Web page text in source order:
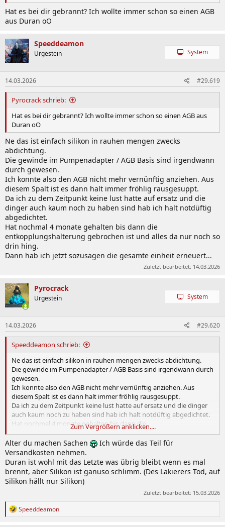
Sieht halt jetzt etwas verloren aus aber die AGB pumpenbasis ist
nun ein Teil und nicht mehr 2. Keine gewinde die ausnudeln können.
tech refresh eh das kühlkonzept ändern hin zu kleinerem Gehäuse
mit top airflow und dann externer wakü. Sofern Hardware dann
noch bezahlbar ist.
Anhang anzeigen 1190970
Btw brauch noch wer aqualis reste 😅
Das Glas bekommt man eventuell noch wieder sauber? Würde
Hat es bei dir gebrannt? Ich wollte immer schon so einen AGB
aus Duran oO
Speeddeamon
Urgestein System
14.03.2026 #29.619
Pyrocrack schrieb:
Hat es bei dir gebrannt? Ich wollte immer schon so einen AGB aus
Duran oO
Ne das ist einfach silikon in rauhen mengen zwecks
abdichtung.
Die gewinde im Pumpenadapter / AGB Basis sind irgendwann
durch gewesen.
Ich konnte also den AGB nicht mehr vernünftig anziehen. Aus
diesem Spalt ist es dann halt immer fröhlig rausgesuppt.
Da ich zu dem Zeitpunkt keine lust hatte auf ersatz und die
dinger auch kaum noch zu haben sind hab ich halt notdüftig
abgedichtet.
Hat nochmal 4 monate gehalten bis dann die
entkopplungshalterung gebrochen ist und alles da nur noch so
drin hing.
Dann hab ich jetzt sozusagen die gesamte einheit erneuert...
Zuletzt bearbeitet: 14.03.2026
Pyrocrack
Urgestein System
14.03.2026 #29.620
Speeddeamon schrieb:
Ne das ist einfach silikon in rauhen mengen zwecks abdichtung.
Die gewinde im Pumpenadapter / AGB Basis sind irgendwann durch
gewesen.
Ich konnte also den AGB nicht mehr vernünftig anziehen. Aus
diesem Spalt ist es dann halt immer fröhlig rausgesuppt.
Da ich zu dem Zeitpunkt keine lust hatte auf ersatz und die dinger
auch kaum noch zu haben sind hab ich halt notdüftig abgedichtet.
Hat nochmal 4 monate gehalten bis dann die
entkopplungshalterung gebrochen ist und alles da nur noch so drin
hing.
Dannh ab ich jetzt sozusagen die gesamte einheit erneuter...
Zum Vergrößern anklicken....
Alter du machen Sachen
Ich würde das Teil für
Versandkosten nehmen.
Duran ist wohl mit das Letzte was übrig bleibt wenn es mal
brennt, aber Silikon ist ganuso schlimm. (Des Lakierers Tod, auf
Silikon hällt nur Silikon)
Zuletzt bearbeitet: 15.03.2026
R
Speeddeamon